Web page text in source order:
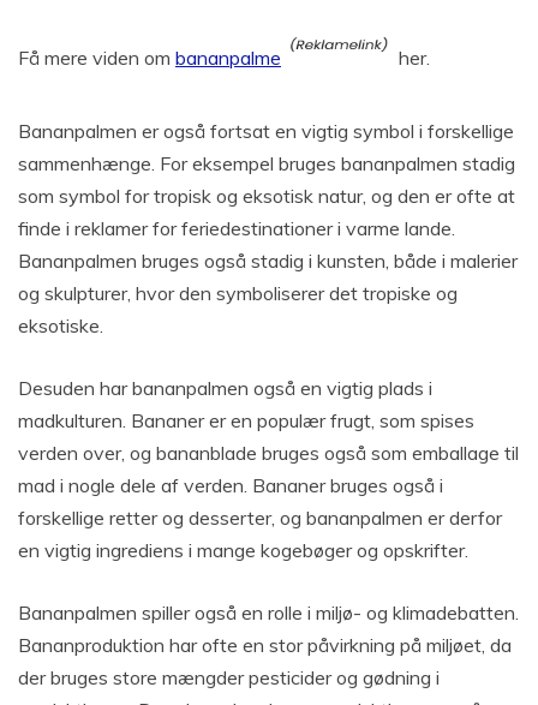
Få mere viden om bananpalme her.
Bananpalmen er også fortsat en vigtig symbol i forskellige
sammenhænge. For eksempel bruges bananpalmen stadig
som symbol for tropisk og eksotisk natur, og den er ofte at
finde i reklamer for feriedestinationer i varme lande.
Bananpalmen bruges også stadig i kunsten, både i malerier
og skulpturer, hvor den symboliserer det tropiske og
eksotiske.
Desuden har bananpalmen også en vigtig plads i
madkulturen. Bananer er en populær frugt, som spises
verden over, og bananblade bruges også som emballage til
mad i nogle dele af verden. Bananer bruges også i
forskellige retter og desserter, og bananpalmen er derfor
en vigtig ingrediens i mange kogebøger og opskrifter.
Bananpalmen spiller også en rolle i miljø- og klimadebatten.
Bananproduktion har ofte en stor påvirkning på miljøet, da
der bruges store mængder pesticider og gødning i